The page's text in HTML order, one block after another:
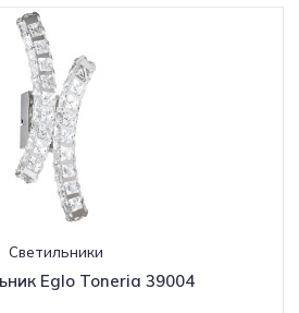
Светильники
Eglo Toneria 39004